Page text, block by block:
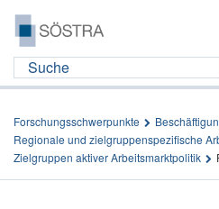
Forschungsschwerpunkte
Regionale und zielgruppenspezifische
Zielgruppen aktiver Arbeitsmarktpolitik